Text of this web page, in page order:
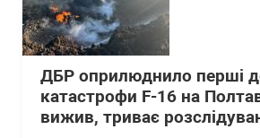
ДБР оприлюднило перші
катастрофи F-16 на
вижив, триває